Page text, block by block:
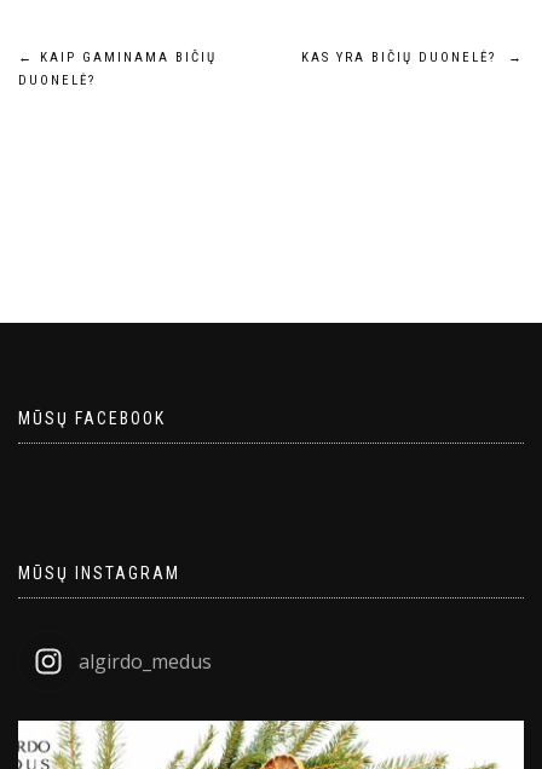
Navigacija
←
KAIP GAMINAMA BIČIŲ
DUONELĖ?
KAS YRA BIČIŲ DUONELĖ? →
MŪSŲ FACEBOOK
MŪSŲ INSTAGRAM
algirdo_medus